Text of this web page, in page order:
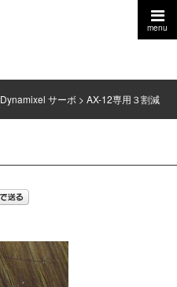
menu
Dynamixel サーボ > AX-12専用３割減